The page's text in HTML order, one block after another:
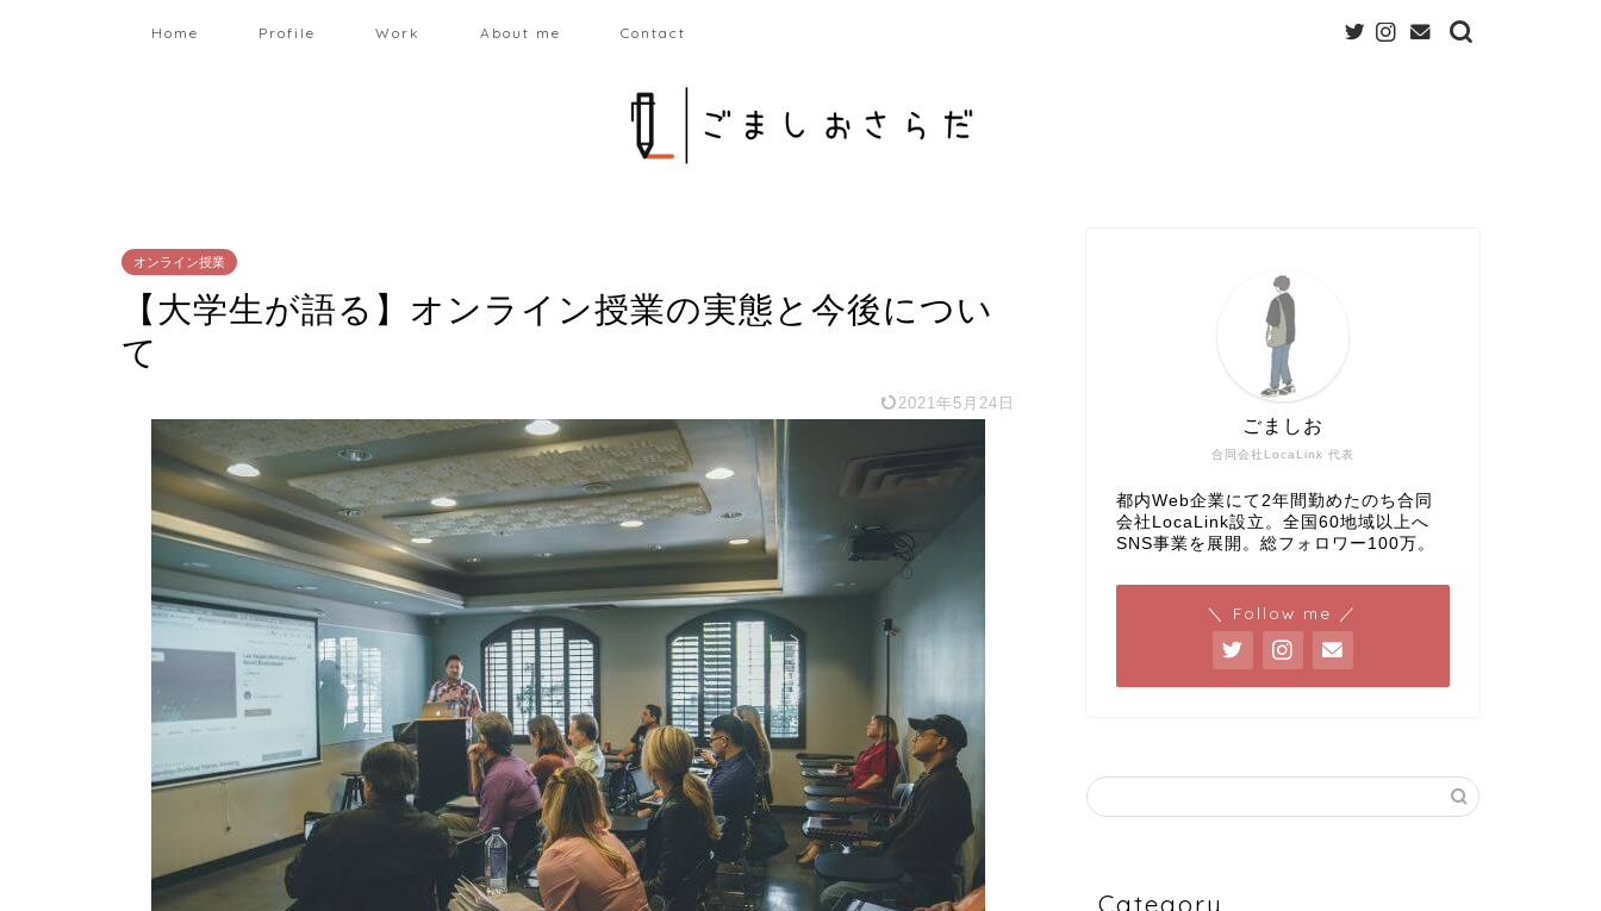
Home Profile Work About me Contact
オンライン授業
【大学生が語る】オンライン授業の実態と今後につい
て
2021年5月24日
合同会社LocaLink 代表
ごましお
都内Web企業にて2年間勤めたのち合同
会社LocaLink設立。全国60地域以上へ
SNS事業を展開。総フォロワー100万。
＼ Follow me ／
Category